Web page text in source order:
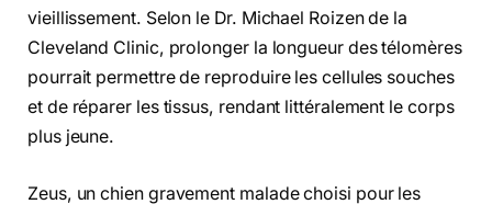
vieillissement. Selon le Dr. Michael Roizen de la
Cleveland Clinic, prolonger la longueur des télomères
pourrait permettre de reproduire les cellules souches
et de réparer les tissus, rendant littéralement le corps
plus jeune.
Zeus, un chien gravement malade choisi pour les